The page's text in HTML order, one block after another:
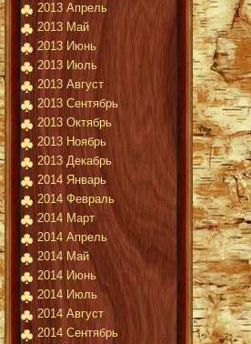
2013 Апрель
2013 Май
2013 Июнь
2013 Июль
2013 Август
2013 Сентябрь
2013 Октябрь
2013 Ноябрь
2013 Декабрь
2014 Январь
2014 Февраль
2014 Март
2014 Апрель
2014 Май
2014 Июнь
2014 Июль
2014 Август
2014 Сентябрь